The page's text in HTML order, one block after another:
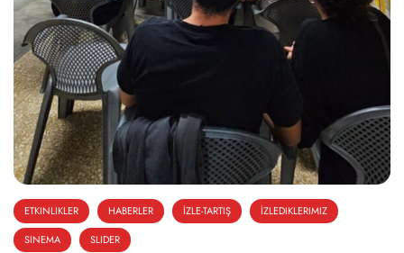
ETKINLIKLER HABERLER İZLE-TARTIŞ
İZLEDIKLERIMIZ
SINEMA
SLIDER